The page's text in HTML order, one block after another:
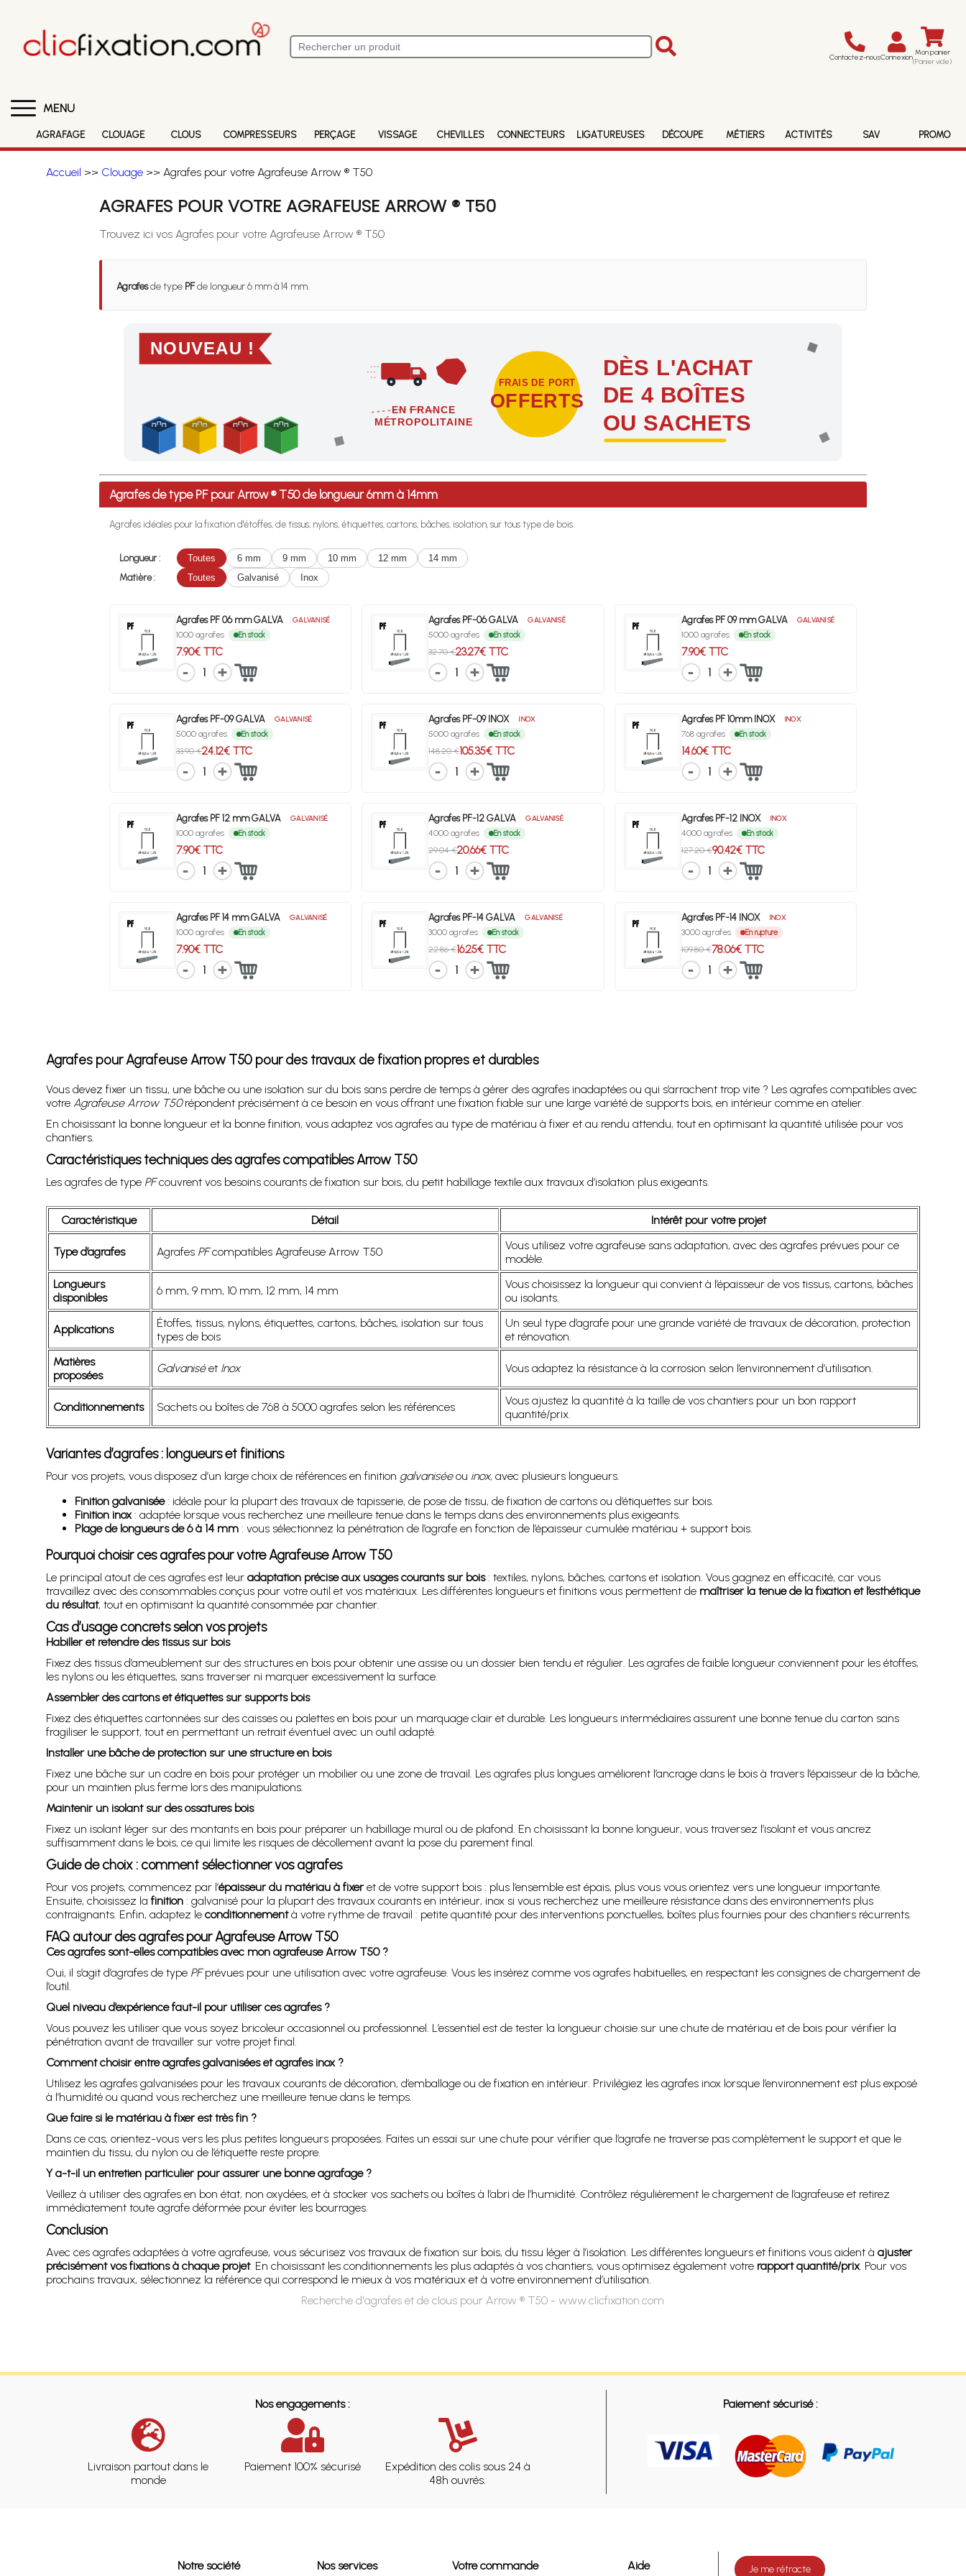
Contactez-nousConnexion Mon panier
(Panier vide)
MENU
AGRAFAGE CLOUAGE CLOUS COMPRESSEURS PERÇAGE VISSAGE CHEVILLES CONNECTEURS LIGATUREUSES DÉCOUPE MÉTIERS ACTIVITÉS SAV PROMO
Accueil >> Clouage>> Agrafes pour votre Agrafeuse Arrow ® T50
AGRAFES POUR VOTRE AGRAFEUSE ARROW ® T50
Trouvez ici vos Agrafes pour votre Agrafeuse Arrow ® T50
Agrafesde type PFde longueur 6 mm à 14 mm.
NOUVEAU !
EN FRANCE
MÉTROPOLITAINE
FRAIS DE PORT
OFFERTS
DÈS L'ACHAT
DE 4 BOÎTES
OU SACHETS
Profitez des Frais de port offerts en France métropolitaine dès l'achat de 4 sachets ou boîtes d'agrafes ou de pointes !
Agrafes de type PF pour Arrow ® T50 de longueur 6mm à 14mm
Agrafes idéales pour la fixation d'étoffes, de tissus, nylons, étiquettes, cartons, bâches, isolation, sur tous type de bois.
Longueur : Toutes 6 mm 9 mm 10 mm 12 mm
14 mm
Matière :
Toutes Galvanisé Inox
Agrafes PF 06 mm GALVA GALVANISÉ
1000 agrafes En stock
7.90€ TTC
1
Agrafes PF-06 GALVA GALVANISÉ
5000 agrafes En stock
32.70 €23.27€ TTC
1
Agrafes PF 09 mm GALVA GALVANISÉ
1000 agrafes En stock
7.90€ TTC
1
Agrafes PF-09 GALVA GALVANISÉ
5000 agrafes En stock
33.90 €24.12€ TTC
1
Agrafes PF-09 INOX INOX
5000 agrafes En stock
148.20 €105.35€ TTC
1
Agrafes PF 10mm INOX INOX
768 agrafes En stock
14.60€ TTC
1
Agrafes PF 12 mm GALVA GALVANISÉ
1000 agrafes En stock
7.90€ TTC
1
Agrafes PF-12 GALVA GALVANISÉ
4000 agrafes En stock
29.04 €20.66€ TTC
1
Agrafes PF-12 INOX INOX
4000 agrafes En stock
127.20 €90.42€ TTC
1
Agrafes PF 14 mm GALVA GALVANISÉ
1000 agrafes En stock
7.90€ TTC
1
Agrafes PF-14 GALVA GALVANISÉ
3000 agrafes En stock
22.86 €16.25€ TTC
1
Agrafes PF-14 INOX INOX
3000 agrafes En rupture
109.80 €78.06€ TTC
1
Agrafes pour Agrafeuse Arrow T50 pour des travaux de fixation propres et durables
Vous devez fixer un tissu, une bâche ou une isolation sur du bois sans perdre de temps à gérer des agrafes inadaptées ou qui s’arrachent trop vite ? Les agrafes compatibles avec
votre Agrafeuse Arrow T50répondent précisément à ce besoin en vous offrant une fixation fiable sur une large variété de supports bois, en intérieur comme en atelier.
En choisissant la bonne longueur et la bonne finition, vous adaptez vos agrafes au type de matériau à fixer et au rendu attendu, tout en optimisant la quantité utilisée pour vos
chantiers.
Caractéristiques techniques des agrafes compatibles Arrow T50
Les agrafes de type PFcouvrent vos besoins courants de fixation sur bois, du petit habillage textile aux travaux d’isolation plus exigeants.
Caractéristique Détail Intérêt pour votre projet
Type d’agrafes Agrafes PFcompatibles Agrafeuse Arrow T50
Vous utilisez votre agrafeuse sans adaptation, avec des agrafes prévues pour ce
modèle.
Longueurs
disponibles
6 mm, 9 mm, 10 mm, 12 mm, 14 mm
Vous choisissez la longueur qui convient à l’épaisseur de vos tissus, cartons, bâches
ou isolants.
Applications
Étoffes, tissus, nylons, étiquettes, cartons, bâches, isolation sur tous
types de bois
Un seul type d’agrafe pour une grande variété de travaux de décoration, protection
et rénovation.
Matières
proposées
Galvaniséet Inox Vous adaptez la résistance à la corrosion selon l’environnement d’utilisation.
Conditionnements Sachets ou boîtes de 768 à 5000 agrafes selon les références
Vous ajustez la quantité à la taille de vos chantiers pour un bon rapport
quantité/prix.
Variantes d’agrafes : longueurs et finitions
Pour vos projets, vous disposez d’un large choix de références en finition galvaniséeou inox, avec plusieurs longueurs.
Finition galvanisée: idéale pour la plupart des travaux de tapisserie, de pose de tissu, de fixation de cartons ou d’étiquettes sur bois.
Finition inox: adaptée lorsque vous recherchez une meilleure tenue dans le temps dans des environnements plus exigeants.
Plage de longueurs de 6 à 14 mm: vous sélectionnez la pénétration de l’agrafe en fonction de l’épaisseur cumulée matériau + support bois.
Pourquoi choisir ces agrafes pour votre Agrafeuse Arrow T50
Le principal atout de ces agrafes est leur adaptation précise aux usages courants sur bois: textiles, nylons, bâches, cartons et isolation. Vous gagnez en efficacité, car vous
travaillez avec des consommables conçus pour votre outil et vos matériaux. Les différentes longueurs et finitions vous permettent de maîtriser la tenue de la fixation et l’esthétique
du résultat, tout en optimisant la quantité consommée par chantier.
Cas d’usage concrets selon vos projets
Habiller et retendre des tissus sur bois
Fixez des tissus d’ameublement sur des structures en bois pour obtenir une assise ou un dossier bien tendu et régulier. Les agrafes de faible longueur conviennent pour les étoffes,
les nylons ou les étiquettes, sans traverser ni marquer excessivement la surface.
Assembler des cartons et étiquettes sur supports bois
Fixez des étiquettes cartonnées sur des caisses ou palettes en bois pour un marquage clair et durable. Les longueurs intermédiaires assurent une bonne tenue du carton sans
fragiliser le support, tout en permettant un retrait éventuel avec un outil adapté.
Installer une bâche de protection sur une structure en bois
Fixez une bâche sur un cadre en bois pour protéger un mobilier ou une zone de travail. Les agrafes plus longues améliorent l’ancrage dans le bois à travers l’épaisseur de la bâche,
pour un maintien plus ferme lors des manipulations.
Maintenir un isolant sur des ossatures bois
Fixez un isolant léger sur des montants en bois pour préparer un habillage mural ou de plafond. En choisissant la bonne longueur, vous traversez l’isolant et vous ancrez
suffisamment dans le bois, ce qui limite les risques de décollement avant la pose du parement final.
Guide de choix : comment sélectionner vos agrafes
Pour vos projets, commencez par l’épaisseur du matériau à fixeret de votre support bois : plus l’ensemble est épais, plus vous vous orientez vers une longueur importante.
Ensuite, choisissez la finition: galvanisé pour la plupart des travaux courants en intérieur, inox si vous recherchez une meilleure résistance dans des environnements plus
contraignants. Enfin, adaptez le conditionnementà votre rythme de travail : petite quantité pour des interventions ponctuelles, boîtes plus fournies pour des chantiers récurrents.
FAQ autour des agrafes pour Agrafeuse Arrow T50
Ces agrafes sont-elles compatibles avec mon agrafeuse Arrow T50 ?
Oui, il s’agit d’agrafes de type PFprévues pour une utilisation avec votre agrafeuse. Vous les insérez comme vos agrafes habituelles, en respectant les consignes de chargement de
l’outil.
Quel niveau d’expérience faut-il pour utiliser ces agrafes ?
Vous pouvez les utiliser que vous soyez bricoleur occasionnel ou professionnel. L’essentiel est de tester la longueur choisie sur une chute de matériau et de bois pour vérifier la
pénétration avant de travailler sur votre projet final.
Comment choisir entre agrafes galvanisées et agrafes inox ?
Utilisez les agrafes galvanisées pour les travaux courants de décoration, d’emballage ou de fixation en intérieur. Privilégiez les agrafes inox lorsque l’environnement est plus exposé
à l’humidité ou quand vous recherchez une meilleure tenue dans le temps.
Que faire si le matériau à fixer est très fin ?
Dans ce cas, orientez-vous vers les plus petites longueurs proposées. Faites un essai sur une chute pour vérifier que l’agrafe ne traverse pas complètement le support et que le
maintien du tissu, du nylon ou de l’étiquette reste propre.
Y a-t-il un entretien particulier pour assurer une bonne agrafage ?
Veillez à utiliser des agrafes en bon état, non oxydées, et à stocker vos sachets ou boîtes à l’abri de l’humidité. Contrôlez régulièrement le chargement de l’agrafeuse et retirez
immédiatement toute agrafe déformée pour éviter les bourrages.
Conclusion
Avec ces agrafes adaptées à votre agrafeuse, vous sécurisez vos travaux de fixation sur bois, du tissu léger à l’isolation. Les différentes longueurs et finitions vous aident à ajuster
précisément vos fixations à chaque projet. En choisissant les conditionnements les plus adaptés à vos chantiers, vous optimisez également votre rapport quantité/prix. Pour vos
prochains travaux, sélectionnez la référence qui correspond le mieux à vos matériaux et à votre environnement d’utilisation.
Recherche d'agrafes et de clous pour Arrow ® T50 - www.clicfixation.com
Nos engagements :
Livraison partout dans le
monde
Paiement 100% sécurisé
Expédition des colis sous 24 à
48h ouvrés.
Paiement sécurisé :
Notre société Nos services Votre commande Aide Je me rétracte